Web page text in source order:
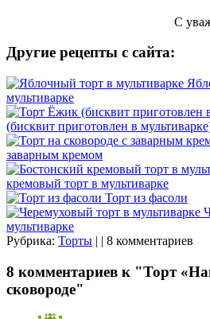
С
Другие рецепты с сайта:
мультиварке
(бисквит приготовлен в
заварным кремом
кремовый торт в мультиварке
Торт из фасоли
мультиварке
Рубрика: Торты | | 8 комментариев
8 комментариев к "Торт
сковороде"